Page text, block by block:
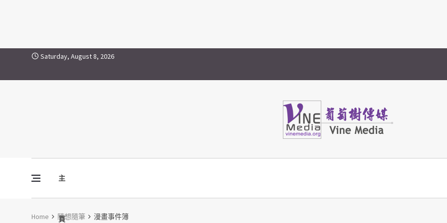
Skip to content
漫畫事件簿Saturday, August 8, 2026
主
頁
Vine Media
葡萄樹傳媒
Home 隨想隨筆 漫畫事件簿